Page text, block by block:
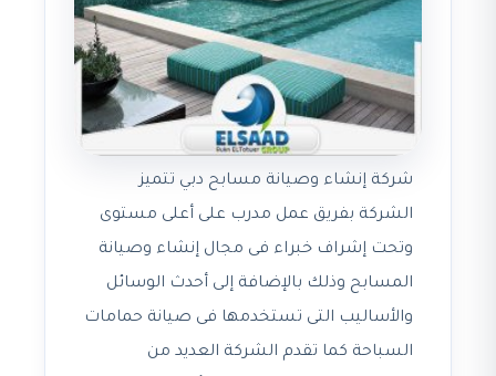
شركة إنشاء وصيانة مسابح دبي تتميز
الشركة بفريق عمل مدرب على أعلى مستوى
وتحت إشراف خبراء فى مجال إنشاء وصيانة
المسابح وذلك بالإضافة إلى أحدث الوسائل
والأساليب التى تستخدمها فى صيانة حمامات
السباحة كما تقدم الشركة العديد من